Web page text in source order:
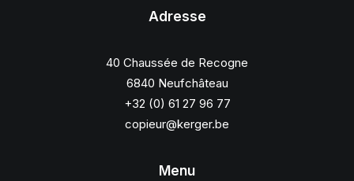
Adresse
40 Chaussée de Recogne
6840 Neufchâteau
+32 (0) 61 27 96 77
copieur@kerger.be
Menu